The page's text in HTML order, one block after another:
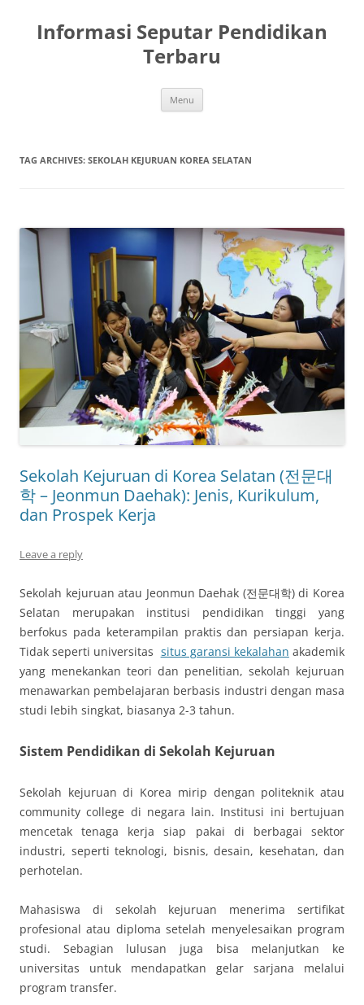
content
Informasi Seputar Pendidikan
Terbaru
Menu
TAG ARCHIVES: SEKOLAH KEJURUAN KOREA SELATAN
Sekolah Kejuruan di Korea Selatan (전문대
학 – Jeonmun Daehak): Jenis, Kurikulum,
dan Prospek Kerja
Leave a reply
Sekolah kejuruan atau Jeonmun Daehak (전문대학) di Korea
Selatan merupakan institusi pendidikan tinggi yang
berfokus pada keterampilan praktis dan persiapan kerja.
Tidak seperti universitas situs garansi kekalahan akademik
yang menekankan teori dan penelitian, sekolah kejuruan
menawarkan pembelajaran berbasis industri dengan masa
studi lebih singkat, biasanya 2-3 tahun.
Sistem Pendidikan di Sekolah Kejuruan
Sekolah kejuruan di Korea mirip dengan politeknik atau
community college di negara lain. Institusi ini bertujuan
mencetak tenaga kerja siap pakai di berbagai sektor
industri, seperti teknologi, bisnis, desain, kesehatan, dan
perhotelan.
Mahasiswa di sekolah kejuruan menerima sertifikat
profesional atau diploma setelah menyelesaikan program
studi. Sebagian lulusan juga bisa melanjutkan ke
universitas untuk mendapatkan gelar sarjana melalui
program transfer.